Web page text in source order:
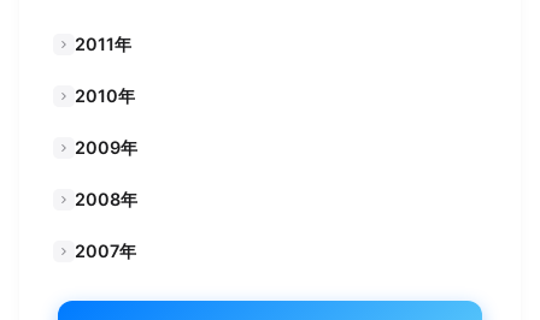
2011年
2010年
2009年
2008年
2007年